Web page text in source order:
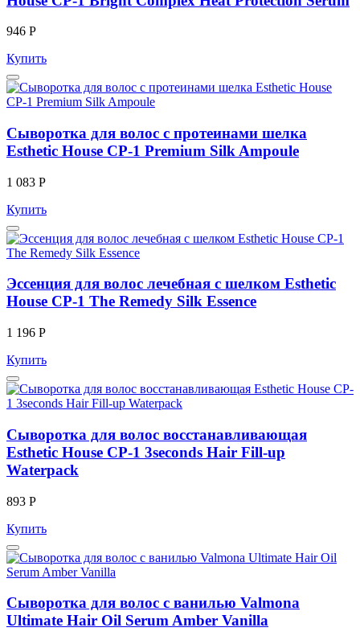
946 Р
Купить
Сыворотка для волос с протеинами шелка
Esthetic House CP-1 Premium Silk Ampoule
1 083 Р
Купить
Эссенция для волос лечебная с шелком Esthetic
House CP-1 The Remedy Silk Essence
1 196 Р
Купить
Сыворотка для волос восстанавливающая
Esthetic House CP-1 3seconds Hair Fill-up
Waterpack
893 Р
Купить
Сыворотка для волос с ванилью Valmona
Ultimate Hair Oil Serum Amber Vanilla